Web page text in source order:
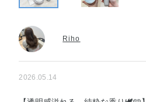
Riho
2026.05.14